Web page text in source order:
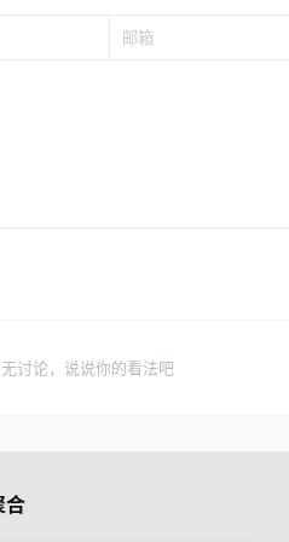
讨论，说说你的看法吧
合